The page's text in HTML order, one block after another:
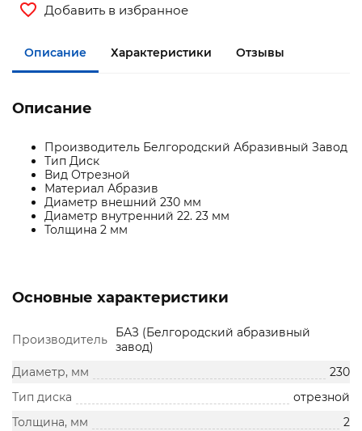
Добавить в избранное
Описание Характеристики Отзывы
Описание
Производитель Белгородский Абразивный Завод
Тип Диск
Вид Отрезной
Материал Абразив
Диаметр внешний 230 мм
Диаметр внутренний 22. 23 мм
Толщина 2 мм
Основные характеристики
Производитель
БАЗ (Белгородский абразивный
завод)
Диаметр, мм
230
Тип диска
отрезной
Толщина, мм
2